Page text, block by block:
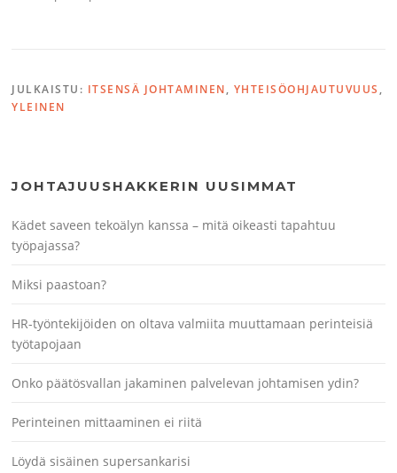
JULKAISTU: ITSENSÄ JOHTAMINEN, YHTEISÖOHJAUTUVUUS ,
YLEINEN
JOHTAJUUSHAKKERIN UUSIMMAT
Kädet saveen tekoälyn kanssa – mitä oikeasti tapahtuu
työpajassa?
Miksi paastoan?
HR-työntekijöiden on oltava valmiita muuttamaan perinteisiä
työtapojaan
Onko päätösvallan jakaminen palvelevan johtamisen ydin?
Perinteinen mittaaminen ei riitä
Löydä sisäinen supersankarisi